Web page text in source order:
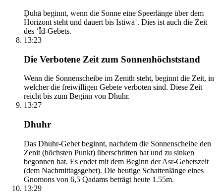
Ḍuhā beginnt, wenn die Sonne eine Speerlänge über dem
Horizont steht und dauert bis Istiwāʾ. Dies ist auch die Zeit
des ʿĪd-Gebets.
13:23
Die Verbotene Zeit zum Sonnenhöchststand
Wenn die Sonnenscheibe im Zenith steht, beginnt die Zeit, in
welcher die freiwilligen Gebete verboten sind. Diese Zeit
reicht bis zum Beginn von Dhuhr.
13:27
Dhuhr
Das Dhuhr-Gebet beginnt, nachdem die Sonnenscheibe den
Zenit (höchsten Punkt) überschritten hat und zu sinken
begonnen hat. Es endet mit dem Beginn der Asr-Gebetszeit
(dem Nachmittagsgebet). Die heutige Schattenlänge eines
Gnomons von 6,5 Qadams beträgt heute 1.55m.
13:29